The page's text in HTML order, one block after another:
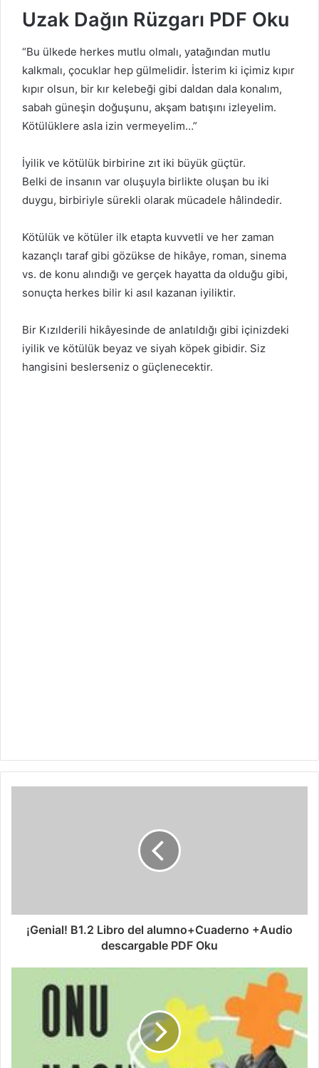
Uzak Dağın Rüzgarı PDF Oku
“Bu ülkede herkes mutlu olmalı, yatağından mutlu
kalkmalı, çocuklar hep gülmelidir. İsterim ki içimiz kıpır
kıpır olsun, bir kır kelebeği gibi daldan dala konalım,
sabah güneşin doğuşunu, akşam batışını izleyelim.
Kötülüklere asla izin vermeyelim…”
İyilik ve kötülük birbirine zıt iki büyük güçtür.
Belki de insanın var oluşuyla birlikte oluşan bu iki
duygu, birbiriyle sürekli olarak mücadele hâlindedir.
Kötülük ve kötüler ilk etapta kuvvetli ve her zaman
kazançlı taraf gibi gözükse de hikâye, roman, sinema
vs. de konu alındığı ve gerçek hayatta da olduğu gibi,
sonuçta herkes bilir ki asıl kazanan iyiliktir.
Bir Kızılderili hikâyesinde de anlatıldığı gibi içinizdeki
iyilik ve kötülük beyaz ve siyah köpek gibidir. Siz
hangisini beslerseniz o güçlenecektir.
¡Genial! B1.2 Libro del alumno+Cuaderno +Audio
descargable PDF Oku